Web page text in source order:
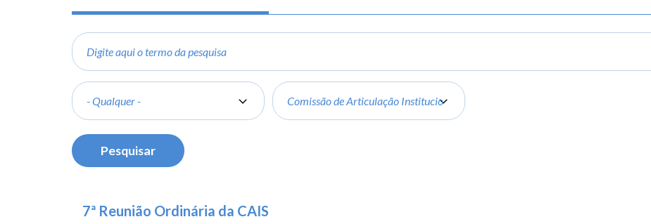
Digite
aqui
o
termo
da
pesquisa
Categoria Grupo
7ª Reunião Ordinária da CAIS